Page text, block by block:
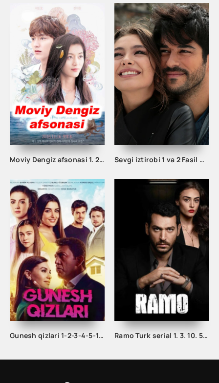
Moviy Dengiz afsonasi 1. 2. 3. 4. 5. 10. 15. 20 Qism Uzbek tilida Janubiy Koreya seriali Barcha qismlar Sevgi iztirobi 1 va 2 Fasil Uzbek tilida Barcha qismlar
Gunesh qizlari 1-2-3-4-5-10-20-30-40-50-100-150-200 Qism turk seriali Uzbek tilida Barcha qismlari Ramo Turk serial 1. 3. 10. 50. 80. 100. 120 qism uzbek tilida Barcha qismlar tarjima seriallar